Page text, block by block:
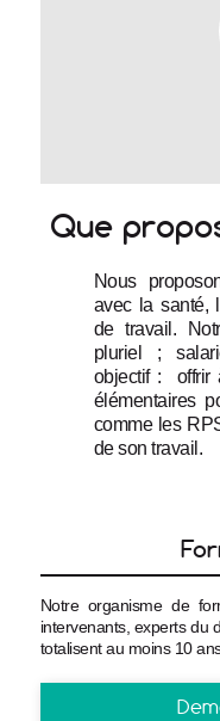
Que
Nous
avec la santé,
de travail.
pluriel ;
objectif :  offrir
élémentaires
comme les
de son travail.
Notre organisme de
intervenants, experts du
totalisent au moins 10